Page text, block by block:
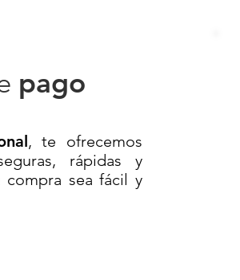
CHICA// MACETA DE PLÁSTICO//
CHICA
pago
, te ofrecemos
rápidas y
sea fácil y